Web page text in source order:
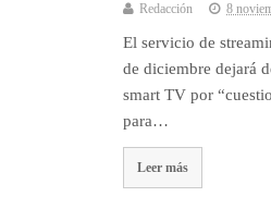
Redacción 8
El servicio de
de diciembre dejará
smart TV por
para…
Leer más